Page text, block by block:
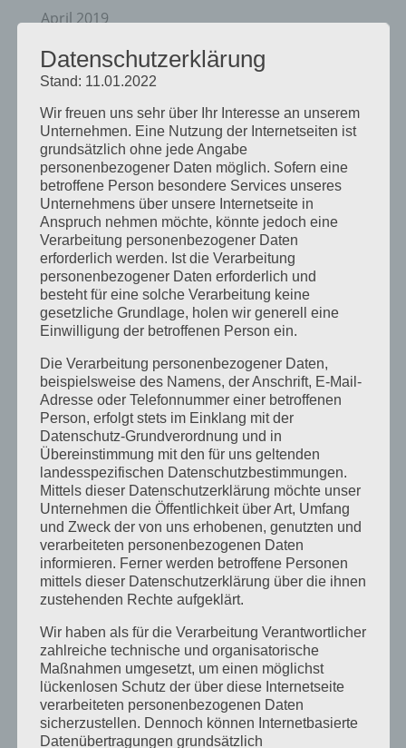
April 2019
November 2018
Oktober 2018
August 2018
Juli 2018
Mai 2018
April 2018
August 2017
Juli 2017
Juni 2017
August 2016
November 2015
September 2015
August 2015
Juli 2015
Mai 2015
April 2015
August 2014
Juli 2014
Januar 2014
August 2013
Juli 2013
Juni 2013
Datenschutzerklärung
Stand: 11.01.2022
Wir freuen uns sehr über Ihr Interesse an unserem
Unternehmen. Eine Nutzung der Internetseiten ist
grundsätzlich ohne jede Angabe
personenbezogener Daten möglich. Sofern eine
betroffene Person besondere Services unseres
Unternehmens über unsere Internetseite in
Anspruch nehmen möchte, könnte jedoch eine
Verarbeitung personenbezogener Daten
erforderlich werden. Ist die Verarbeitung
personenbezogener Daten erforderlich und
besteht für eine solche Verarbeitung keine
gesetzliche Grundlage, holen wir generell eine
Einwilligung der betroffenen Person ein.
Die Verarbeitung personenbezogener Daten,
beispielsweise des Namens, der Anschrift, E-Mail-
Adresse oder Telefonnummer einer betroffenen
Person, erfolgt stets im Einklang mit der
Datenschutz-Grundverordnung und in
Übereinstimmung mit den für uns geltenden
landesspezifischen Datenschutzbestimmungen.
Mittels dieser Datenschutzerklärung möchte unser
Unternehmen die Öffentlichkeit über Art, Umfang
und Zweck der von uns erhobenen, genutzten und
verarbeiteten personenbezogenen Daten
informieren. Ferner werden betroffene Personen
mittels dieser Datenschutzerklärung über die ihnen
zustehenden Rechte aufgeklärt.
Wir haben als für die Verarbeitung Verantwortlicher
zahlreiche technische und organisatorische
Maßnahmen umgesetzt, um einen möglichst
lückenlosen Schutz der über diese Internetseite
verarbeiteten personenbezogenen Daten
sicherzustellen. Dennoch können Internetbasierte
Datenübertragungen grundsätzlich